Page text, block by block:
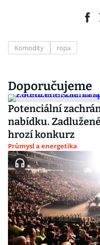
Komodity ropa
Doporučujeme
Potenciální
nabídku.
hrozí konkurz
Průmysl a energetika